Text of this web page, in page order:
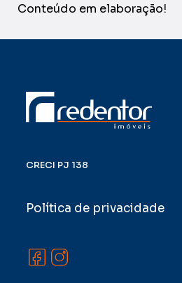
Conteúdo em elaboração!
CRECI PJ 138
Política de privacidade